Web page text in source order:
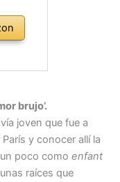
brujo’.
joven que fue a
y conocer allí la
poco como enfant
raíces que